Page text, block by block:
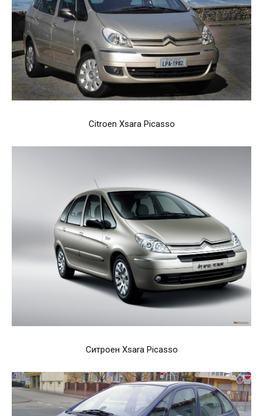
Citroen Xsara Picasso
Ситроен Xsara Picasso